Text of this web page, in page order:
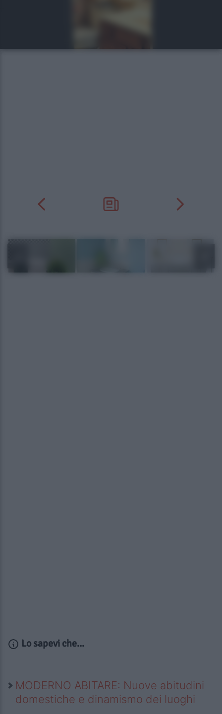
Lo sapevi che...
MODERNO ABITARE: Nuove abitudini
domestiche e dinamismo dei luoghi